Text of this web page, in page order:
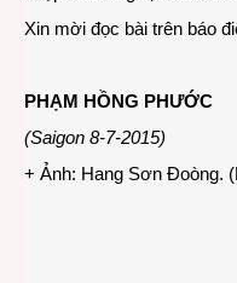
Xin mời đọc bài trên báo
PHẠM HỒNG PHƯỚC
(Saigon 8-7-2015)
+ Ảnh: Hang Sơn Đoòng.